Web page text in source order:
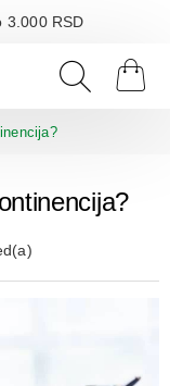
3.000 RSD